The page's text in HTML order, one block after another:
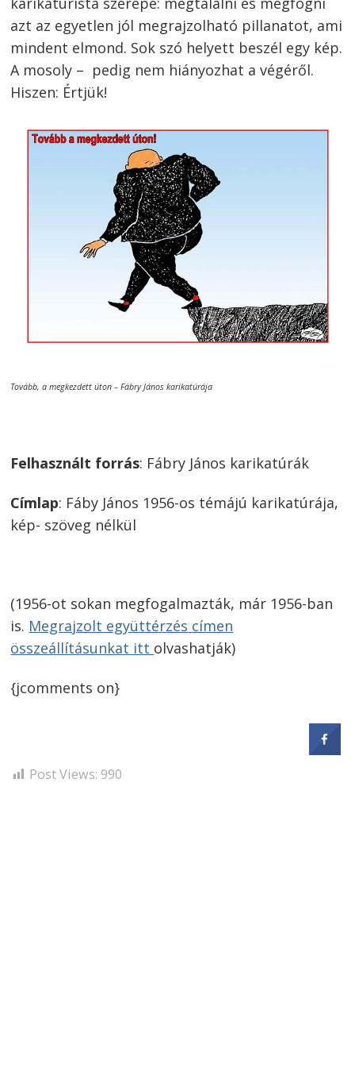
azt az egyetlen jól megrajzolható pillanatot, ami
mindent elmond. Sok szó helyett beszél egy kép.
A mosoly – pedig nem hiányozhat a végéről.
Hiszen: Értjük!
Tovább, a megkezdett úton – Fábry János karikatúrája
Felhasznált forrás: Fábry János karikatúrák
Címlap: Fáby János 1956-os témájú karikatúrája,
kép- szöveg nélkül
(1956-ot sokan megfogalmazták, már 1956-ban
is. Megrajzolt együttérzés címen
összeállításunkat itt olvashatják)
{jcomments on}
Post Views: 990